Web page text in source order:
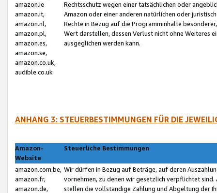
amazon.ie
amazon.it,
amazon.nl,
amazon.pl,
amazon.es,
amazon.se,
amazon.co.uk,
audible.co.uk
Rechtsschutz wegen einer tatsächlichen oder
Amazon oder einer anderen natürlichen oder
Rechte in Bezug auf die Programminhalte
Wert darstellen, dessen Verlust nicht ohne Weiteres
ausgeglichen werden kann.
ANHANG 3: STEUERBESTIMMUNGEN FÜR DIE
Amazon-
Website
Steuerliche Bestimmungen
amazon.com.be,
amazon.fr,
amazon.de,
Wir dürfen in Bezug auf Beträge, auf deren
vornehmen, zu denen wir gesetzlich verpflichtet
stellen die vollständige Zahlung und Abgeltung der